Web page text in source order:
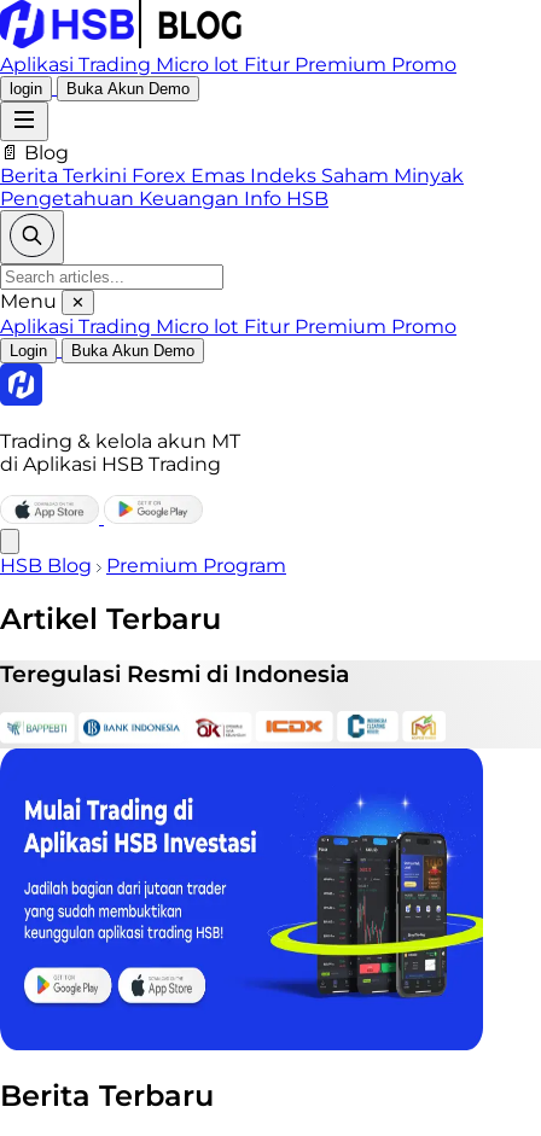
Aplikasi Trading Micro lot Fitur Premium Promo
login Buka Akun Demo
📄 Blog
Berita Terkini Forex Emas Indeks Saham Minyak
Pengetahuan Keuangan Info HSB
Menu ✕
Aplikasi Trading Micro lot Fitur Premium Promo
Login Buka Akun Demo
Trading & kelola akun MT
di Aplikasi HSB Trading
HSB Blog Premium Program
Artikel Terbaru
Teregulasi Resmi di Indonesia
Berita Terbaru